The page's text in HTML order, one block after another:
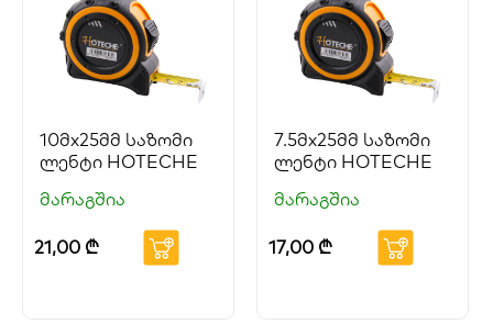
10მx25მმ საზომი
ლენტი HOTECHE
მარაგშია
21,00 ₾
7.5მx25მმ საზომი
ლენტი HOTECHE
მარაგშია
17,00 ₾